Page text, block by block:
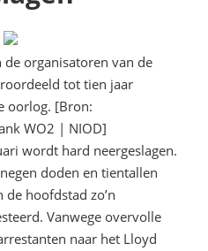
de organisatoren van de
tot tien jaar
oorlog. [Bron:
WO2 | NIOD]
wordt hard neergeslagen.
doden en tientallen
hoofdstad zo’n
Vanwege overvolle
naar het Lloyd